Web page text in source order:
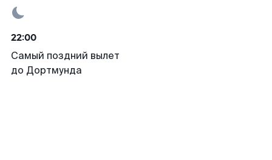
22:00
Самый поздний вылет
до Дортмунда